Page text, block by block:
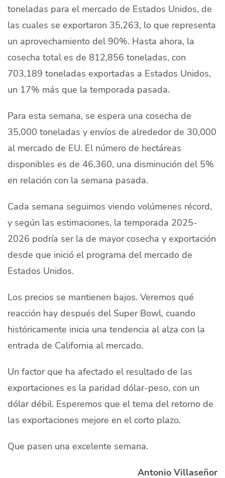
Quiénes Somos
Mercados
Contacto
modo claro Español
toneladas para el mercado de Estados Unidos, de
las cuales se exportaron 35,263, lo que representa
un aprovechamiento del 90%. Hasta ahora, la
cosecha total es de 812,856 toneladas, con
703,189 toneladas exportadas a Estados Unidos,
un 17% más que la temporada pasada.
Para esta semana, se espera una cosecha de
35,000 toneladas y envíos de alrededor de 30,000
al mercado de EU. El número de hectáreas
disponibles es de 46,360, una disminución del 5%
en relación con la semana pasada.
Cada semana seguimos viendo volúmenes récord,
y según las estimaciones, la temporada 2025-
2026 podría ser la de mayor cosecha y exportación
desde que inició el programa del mercado de
Estados Unidos.
Los precios se mantienen bajos. Veremos qué
reacción hay después del Super Bowl, cuando
históricamente inicia una tendencia al alza con la
entrada de California al mercado.
Un factor que ha afectado el resultado de las
exportaciones es la paridad dólar-peso, con un
dólar débil. Esperemos que el tema del retorno de
las exportaciones mejore en el corto plazo.
Que pasen una excelente semana.
Antonio Villaseñor